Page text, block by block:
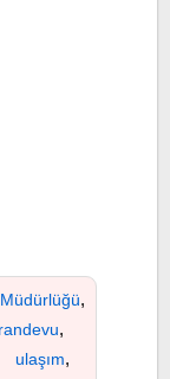
,
,
ulaşım,